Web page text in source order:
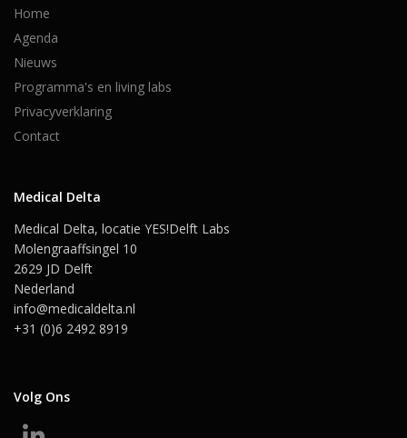
Home
Agenda
Nieuws
Programma's en living labs
Privacyverklaring
Contact
Medical Delta
Medical Delta, locatie YES!Delft Labs
Molengraaffsingel 10
2629 JD Delft
Nederland
info@medicaldelta.nl
+31 (0)6 2492 8919
Volg Ons